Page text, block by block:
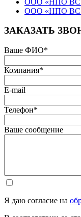
ООО «НПО
ЗАКАЗАТЬ
Ваше ФИО*
Компания*
E-mail
Телефон*
Ваше сообщение
Я даю согласие на